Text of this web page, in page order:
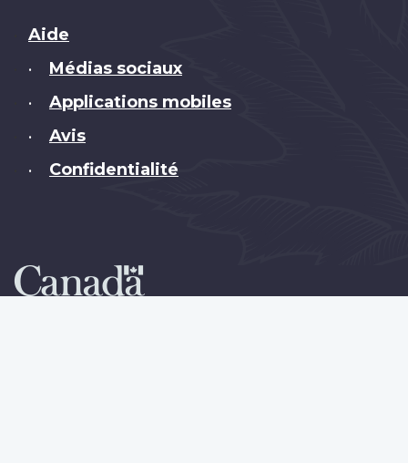
Brand
Aide
• Médias sociaux
• Applications mobiles
• Avis
• Confidentialité